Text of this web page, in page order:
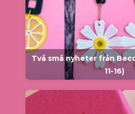
Två små nyheter från
11-16)